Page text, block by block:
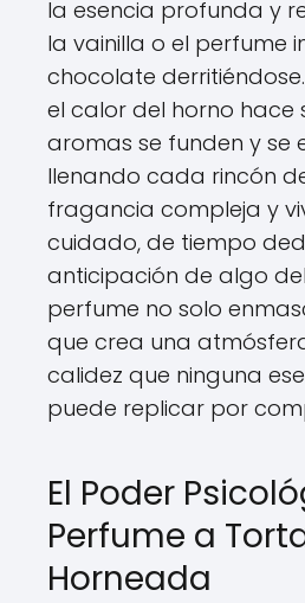
la esencia profunda y
la vainilla o el perfume
chocolate
el calor del horno hace
aromas se funden y se
llenando cada rincón
fragancia compleja y
cuidado, de tiempo
anticipación de algo
perfume no solo
que crea una
calidez que ninguna
puede replicar por
El Poder
Perfume a
Horneada